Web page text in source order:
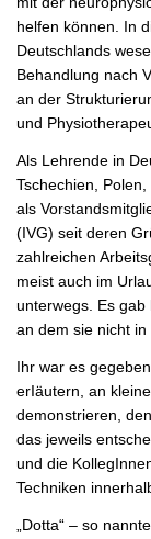
helfen können. In
Deutschlands
Behandlung nach
an der
und
Als Lehrende in
Tschechien,
als
(IVG) seit deren
zahlreichen
meist auch im
unterwegs. Es gab
an dem sie nicht in
Ihr war es
erIäutern, an
demonstrieren,
das jeweils
und die
Techniken
„Dotta“ – so